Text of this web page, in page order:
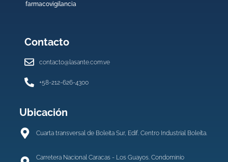
farmacovigilancia
Contacto
contacto@lasante.com.ve
+58-212-626-4300
Ubicación
Cuarta transversal de Boleita Sur, Edif. Centro Industrial Boleíta.
Carretera Nacional Caracas - Los Guayos. Condominio